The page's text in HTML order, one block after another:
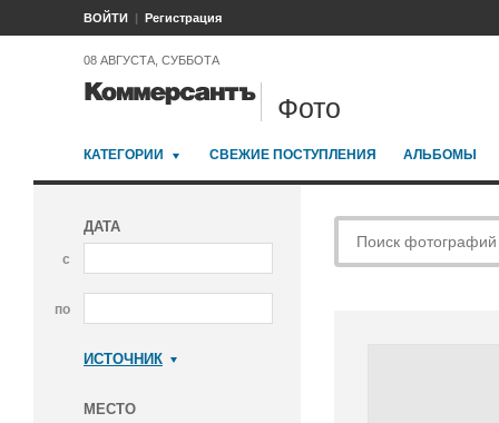
ВОЙТИ Регистрация
08 АВГУСТА, СУББОТА
Фото
КАТЕГОРИИ СВЕЖИЕ ПОСТУПЛЕНИЯ АЛЬБОМЫ
ДАТА
с
по
ИСТОЧНИК
МЕСТО